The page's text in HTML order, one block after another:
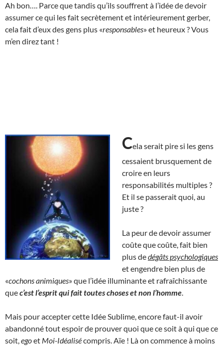
Ah bon…. Parce que tandis qu’ils souffrent à l’idée de devoir
assumer ce qui les fait secrètement et intérieurement gerber,
cela fait d’eux des gens plus «responsables» et heureux ? Vous
m’en direz tant !
Cela serait pire si les gens
cessaient brusquement de
croire en leurs
responsabilités multiples ?
Et il se passerait quoi, au
juste ?
La peur de devoir assumer
coûte que coûte, fait bien
plus dedégâts psychologiques
et engendre bien plus de
«cochons animiques» que l’idée illuminante et rafraîchissante
quec’est l’esprit qui fait toutes choses et non l’homme
Mais pour accepter cette Idée Sublime, encore faut-il avoir
abandonné tout espoir de prouver quoi que ce soit à qui que ce
soit, egoet Moi-Idéalisécompris. Aïe ! Là on commence à moins